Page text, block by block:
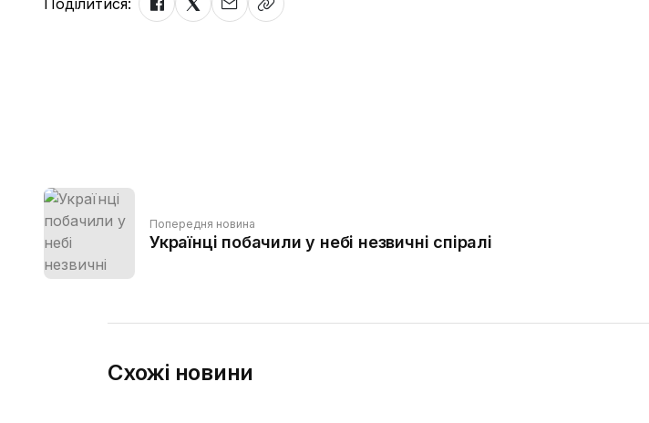
Поділитися:
Попередня новина
Українці побачили у небі незвичні спіралі
Схожі новини